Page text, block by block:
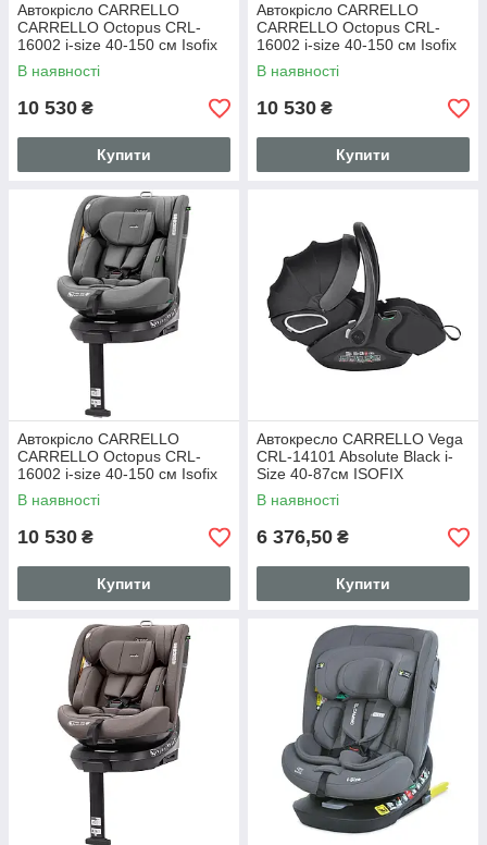
Автокрісло CARRELLO
CARRELLO Octopus CRL-
16002 i-size 40-150 см Isofix
Midnight Black, поворот,
опорна стійка
В наявності
10 530 ₴
Купити
Автокрісло CARRELLO
CARRELLO Octopus CRL-
16002 i-size 40-150 см Isofix
Deepwater Grey, поворот,
опорна стійка
В наявності
10 530 ₴
Купити
Автокрісло CARRELLO
CARRELLO Octopus CRL-
16002 i-size 40-150 см Isofix
Seashell Grey, поворот,
опорна стійка
В наявності
10 530 ₴
Купити
Автокресло CARRELLO Vega
CRL-14101 Absolute Black i-
Size 40-87см ISOFIX
В наявності
6 376,50 ₴
Купити